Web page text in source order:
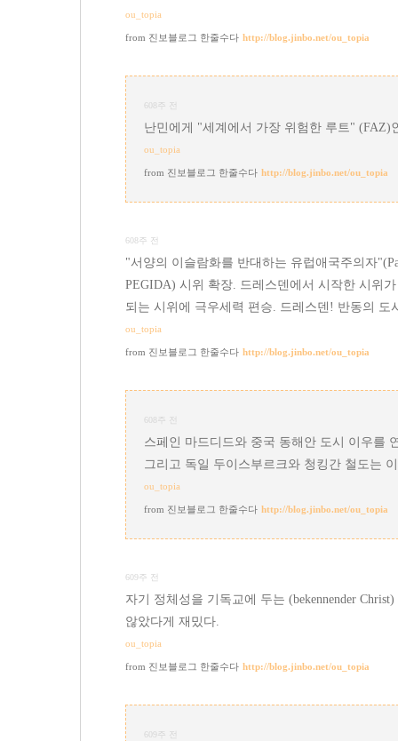
ou_topia
진보블로그 한줄수다 http://blog.jinbo.net/ou_topia
608주 전
난민에게 "세계에서 가장 위험한 루트" (FAZ)
ou_topia
진보블로그 한줄수다 http://blog.jinbo.net/ou_topia
608주 전
"서양의 이슬람화를 반대하는 유럽애국주의자
PEGIDA) 시위 확장. 드레스덴에서 시작한 시위
되는 시위에 극우세력 편승. 드레스덴! 반동의 도
ou_topia
진보블로그 한줄수다 http://blog.jinbo.net/ou_topia
608주 전
스페인 마드디드와 중국 동해안 도시 이우를
그리고 독일 두이스부르크와 청킹간 철도는
ou_topia
진보블로그 한줄수다 http://blog.jinbo.net/ou_topia
609주 전
자기 정체성을 기독교에 두는 (bekennender
않았다게 재밌다.
ou_topia
진보블로그 한줄수다 http://blog.jinbo.net/ou_topia
609주 전